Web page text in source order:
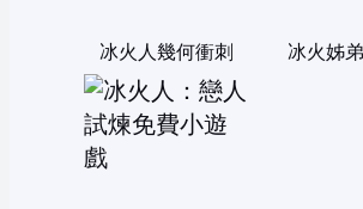
冰火人幾何衝刺